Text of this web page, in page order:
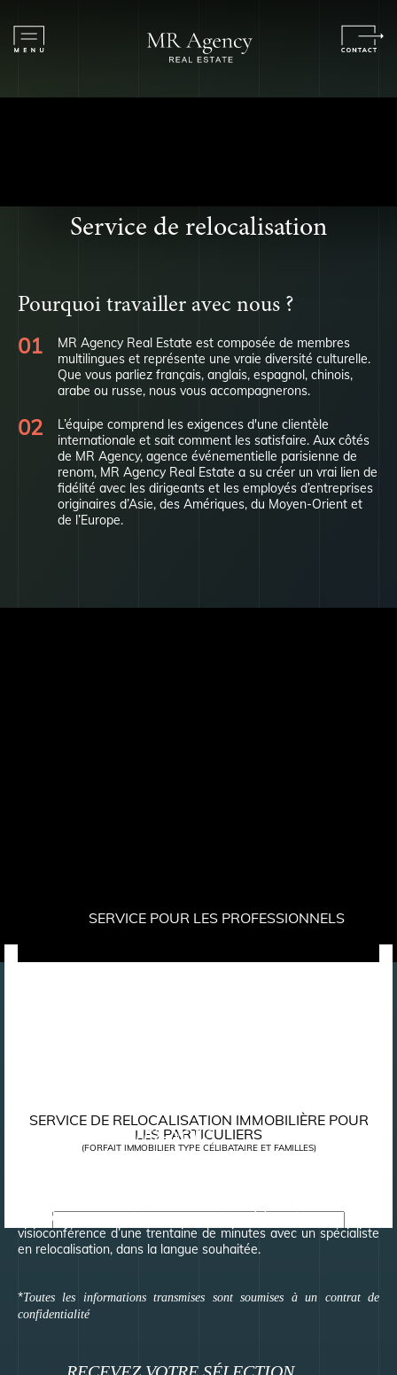
Service de relocalisation
Pourquoi travailler avec nous ?
MR Agency Real Estate est composée de membres
multilingues et représente une vraie diversité culturelle.
Que vous parliez français, anglais, espagnol, chinois,
arabe ou russe, nous vous accompagnerons.
L’équipe comprend les exigences d'une clientèle
internationale et sait comment les satisfaire. Aux côtés
de MR Agency, agence événementielle parisienne de
renom, MR Agency Real Estate a su créer un vrai lien de
fidélité avec les dirigeants et les employés d’entreprises
originaires d’Asie, des Amériques, du Moyen-Orient et
de l’Europe.
SERVICE DE RELOCALISATION IMMOBILIÈRE POUR
LES PARTICULIERS
(FORFAIT IMMOBILIER TYPE CÉLIBATAIRE ET FAMILLES)
SERVICE POUR LES PROFESSIONNELS
CONTACTEZ-NOUS
complète* par le biais d’un entretien téléphonique ou d’une
visioconférence d’une trentaine de minutes avec un spécialiste
en relocalisation, dans la langue souhaitée.
*Toutes les informations transmises sont soumises à un contrat de
confidentialité